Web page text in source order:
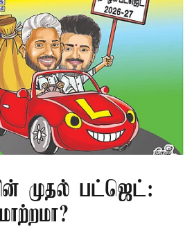
முதல் பட்ஜெட்: